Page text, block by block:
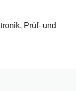
Prüf- und